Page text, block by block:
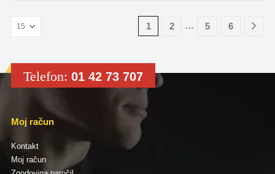
1 2 … 5 6
Telefon: 01 42 73 707
Moj račun
Kontakt
Moj račun